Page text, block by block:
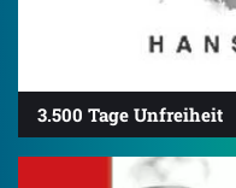
3.500 Tage Unfreiheit